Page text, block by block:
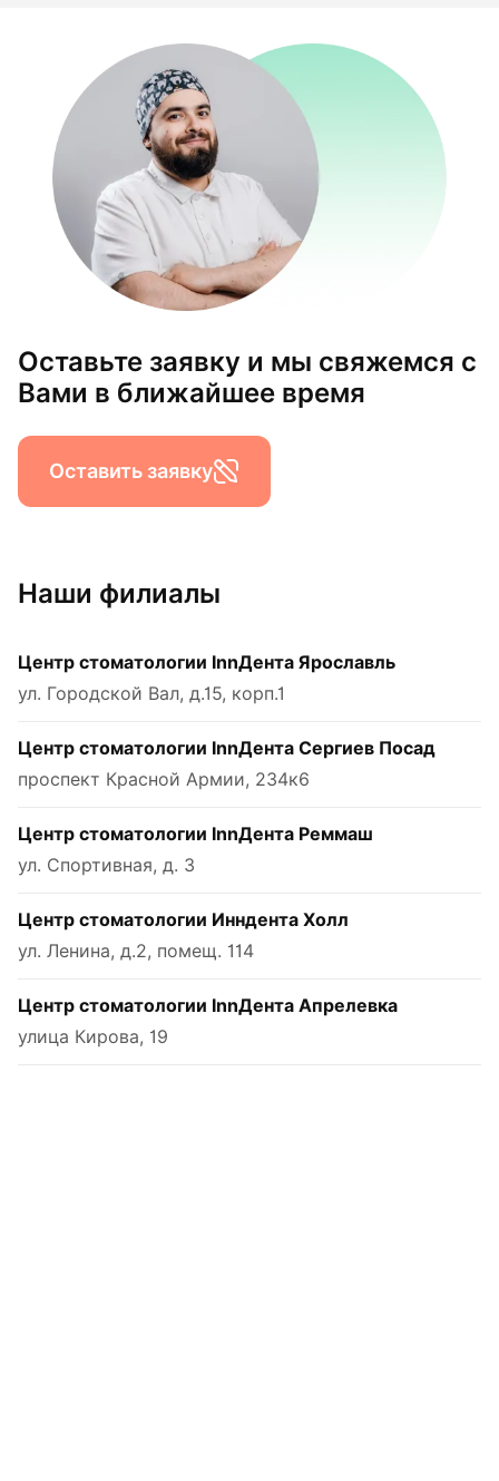
Оставьте заявку и мы свяжемся с
Вами в ближайшее время
Оставить заявку
Наши филиалы
Центр стоматологии InnДента Ярославль
ул. Городской Вал, д.15, корп.1
Центр стоматологии InnДента Сергиев Посад
проспект Красной Армии, 234к6
Центр стоматологии InnДента Реммаш
ул. Спортивная, д. 3
Центр стоматологии Инндента Холл
ул. Ленина, д.2, помещ. 114
Центр стоматологии InnДента Апрелевка
улица Кирова, 19